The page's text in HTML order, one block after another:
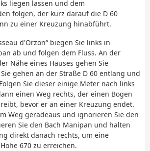
liegen lassen und dem
folgen, der kurz darauf die D 60
zu einer Kreuzung hinabführt.
d'Orzon“ biegen Sie links in
ab und folgen dem Fluss. An der
Nähe eines Hauses gehen Sie
gehen an der Straße D 60 entlang und
Sie dieser einige Meter nach links
einen Weg rechts, der einen Bogen
bevor er an einer Kreuzung endet.
Weg geradeaus und ignorieren Sie den
Sie den Bach Manipan und halten
direkt danach rechts, um eine
670 zu erreichen.